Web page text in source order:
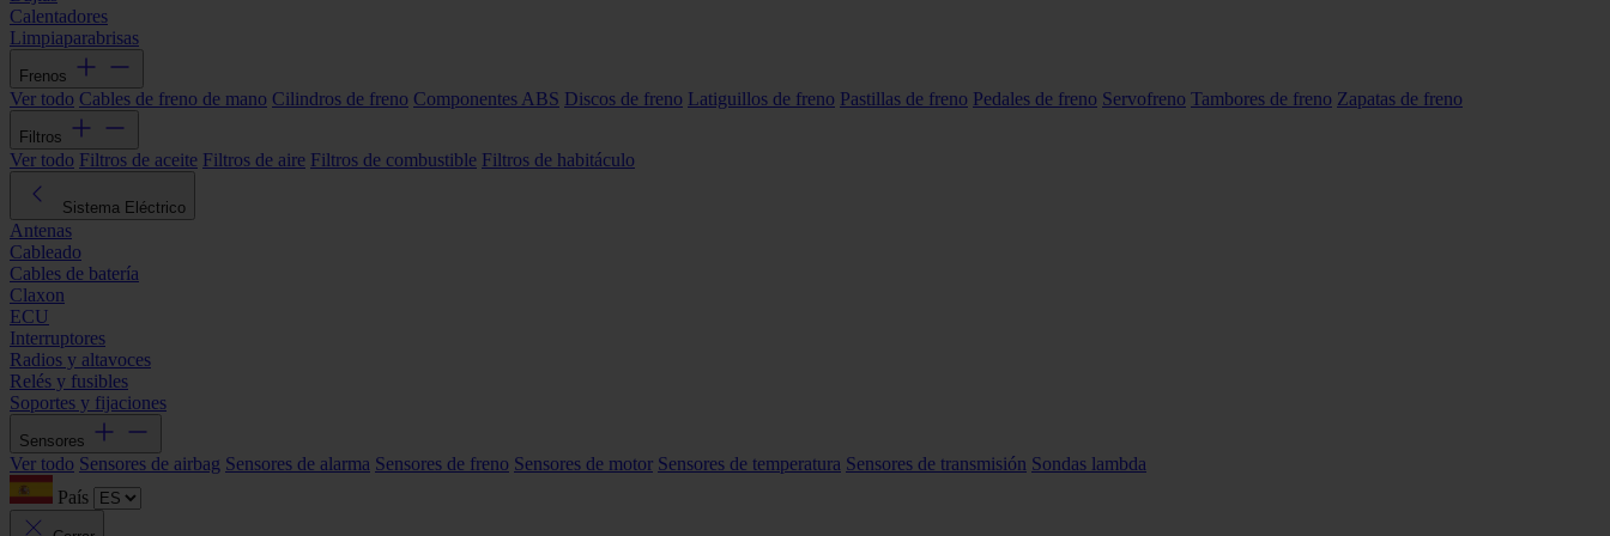
Calentadores
Limpiaparabrisas
Frenos
Ver todo Cables de freno de mano Cilindros de freno Componentes ABS Discos de freno Latiguillos de freno Pastillas de freno Pedales de freno Servofreno Tambores de freno Zapatas de freno
Filtros
Ver todo Filtros de aceite Filtros de aire Filtros de combustible Filtros de habitáculo
Sistema Eléctrico
Antenas
Cableado
Cables de batería
Claxon
ECU
Interruptores
Radios y altavoces
Relés y fusibles
Soportes y fijaciones
Sensores
Ver todo Sensores de airbag Sensores de alarma Sensores de freno Sensores de motor Sensores de temperatura Sensores de transmisión Sondas lambda
País